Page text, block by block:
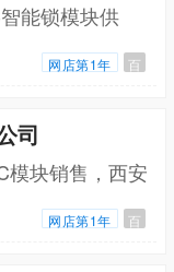
能锁模块供
网店第1年 百
司
模块销售，西安
网店第1年 百